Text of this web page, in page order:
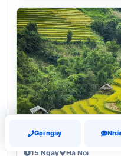
Tour Xuyên Việt 15
15 Ngày Hà Nội
Gọi ngay